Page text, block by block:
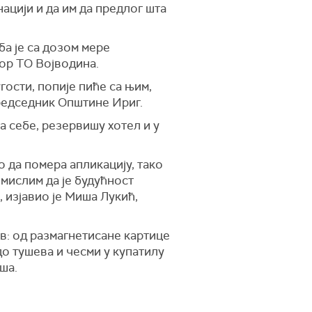
и да им да предлог шта
је са дозом мере
ТО Војводина.
попије пиће са њим,
Општине Ириг.
себе, резервишу хотел и у
помера апликацију, тако
да је будућност
изјавио је Миша Лукић,
од размагнетисане картице
тушева и чесми у купатилу